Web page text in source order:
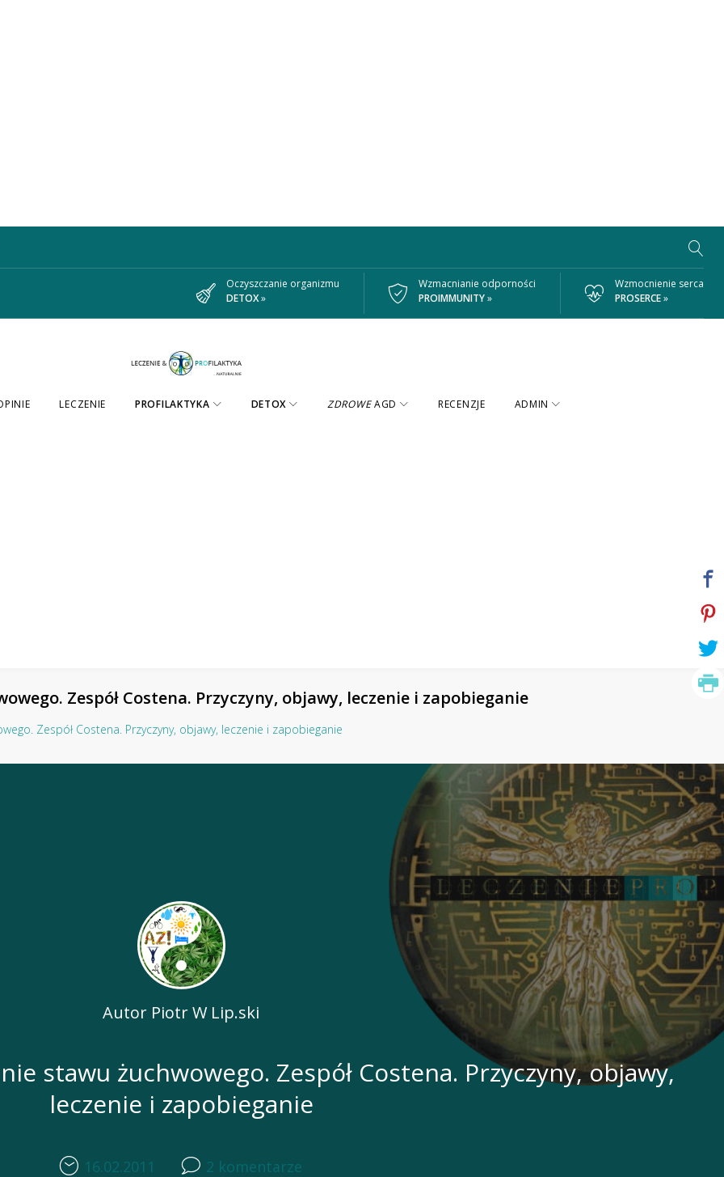
Oczyszczanie organizmu
DETOX»
Wzmacnianie odporności
PROIMMUNITY»
Wzmocnienie serca
PROSERCE»
LECZENIE PROFILAKTYKA DETOX ZDROWEAGD RECENZJE ADMIN
Zespół Costena. Przyczyny, objawy, leczenie i zapobieganie
Zespół Costena. Przyczyny, objawy, leczenie i zapobieganie
Autor Piotr W Lip.ski
stawu żuchwowego. Zespół Costena. Przyczyny, objawy,
leczenie i zapobieganie
16.02.2011
2 komentarze